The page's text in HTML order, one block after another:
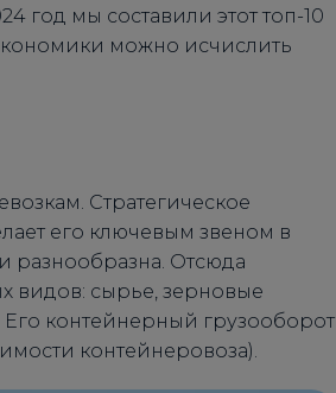
год мы составили этот топ-10
можно исчислить
Стратегическое
его ключевым звеном в
разнообразна. Отсюда
видов: сырье, зерновые
Его контейнерный грузооборот
контейнеровоза).